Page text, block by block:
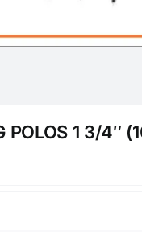
POLOS 1 3/4″